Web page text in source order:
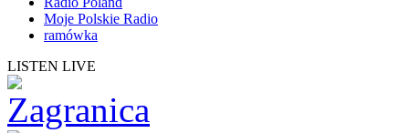
Moje Polskie Radio
ramówka
LISTEN LIVE